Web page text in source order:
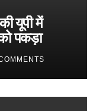
यूपी में
पकड़ा